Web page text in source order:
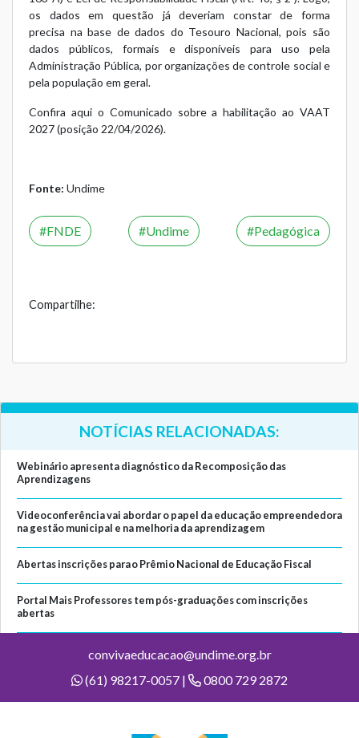
os dados em questão já deveriam constar de forma
precisa na base de dados do Tesouro Nacional, pois são
dados públicos, formais e disponíveis para uso pela
Administração Pública, por organizações de controle social e
pela população em geral.
Confira aqui o Comunicado sobre a habilitação ao VAAT
2027 (posição 22/04/2026).
Fonte: Undime
FNDE Undime Pedagógica
Compartilhe:
NOTÍCIAS RELACIONADAS:
Webinário apresenta diagnóstico da Recomposição das
Aprendizagens
Videoconferência vai abordar o papel da educação empreendedora
na gestão municipal e na melhoria da aprendizagem
Abertas inscrições para o Prêmio Nacional de Educação Fiscal
Portal Mais Professores tem pós-graduações com inscrições
abertas
convivaeducacao@undime.org.br
(61) 98217-0057 |
0800 729 2872